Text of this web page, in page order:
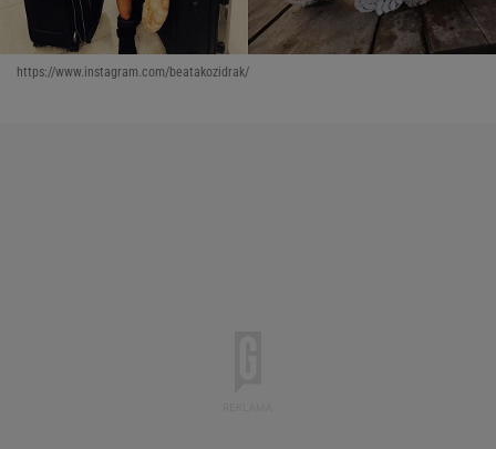
https://www.instagram.com/beatakozidrak/